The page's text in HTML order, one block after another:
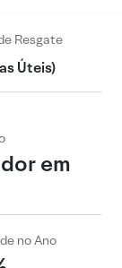
Resgate
Úteis)
em
no Ano